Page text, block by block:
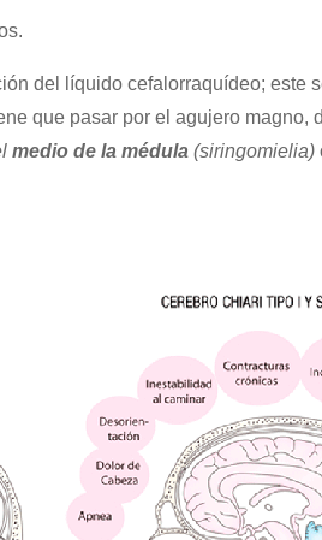
del líquido cefalorraquídeo; este
que pasar por el agujero
medio de la médula (siringomielia)